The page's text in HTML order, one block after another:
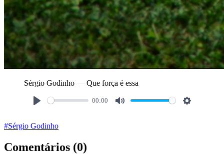
Sérgio Godinho — Que força é essa
00:00
#Sérgio Godinho
Comentários (0)